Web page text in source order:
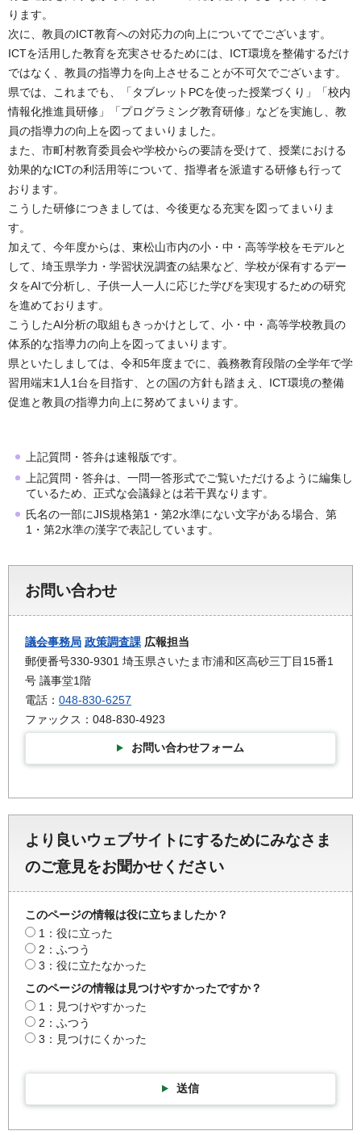
ります。
次に、教員のICT教育への対応力の向上についてでございます。
ICTを活用した教育を充実させるためには、ICT環境を整備するだけ
ではなく、教員の指導力を向上させることが不可欠でございます。
県では、これまでも、「タブレットPCを使った授業づくり」「校内
情報化推進員研修」「プログラミング教育研修」などを実施し、教
員の指導力の向上を図ってまいりました。
また、市町村教育委員会や学校からの要請を受けて、授業における
効果的なICTの利活用等について、指導者を派遣する研修も行って
おります。
こうした研修につきましては、今後更なる充実を図ってまいりま
す。
加えて、今年度からは、東松山市内の小・中・高等学校をモデルと
して、埼玉県学力・学習状況調査の結果など、学校が保有するデー
タをAIで分析し、子供一人一人に応じた学びを実現するための研究
を進めております。
こうしたAI分析の取組もきっかけとして、小・中・高等学校教員の
体系的な指導力の向上を図ってまいります。
県といたしましては、令和5年度までに、義務教育段階の全学年で学
習用端末1人1台を目指す、との国の方針も踏まえ、ICT環境の整備
促進と教員の指導力向上に努めてまいります。
上記質問・答弁は速報版です。
上記質問・答弁は、一問一答形式でご覧いただけるように編集し
ているため、正式な会議録とは若干異なります。
氏名の一部にJIS規格第1・第2水準にない文字がある場合、第
1・第2水準の漢字で表記しています。
お問い合わせ
議会事務局 政策調査課 広報担当
郵便番号330-9301 埼玉県さいたま市浦和区高砂三丁目15番1
号 議事堂1階
電話： 048-830-6257
ファックス：048-830-4923
お問い合わせフォーム
より良いウェブサイトにするためにみなさま
のご意見をお聞かせください
このページの情報は役に立ちましたか？
1：役に立った
2：ふつう
3：役に立たなかった
このページの情報は見つけやすかったですか？
1：見つけやすかった
2：ふつう
3：見つけにくかった
送信